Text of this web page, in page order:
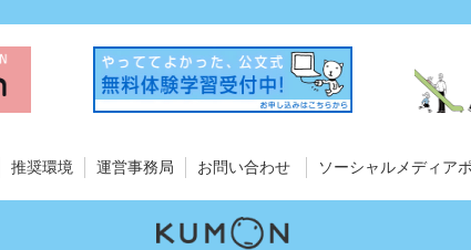
推奨環境 運営事務局 お問い合わせ ソーシャルメディア